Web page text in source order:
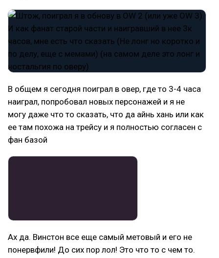
В общем я сегодня поиграл в овер, где то 3-4 часа
наиграл, попробовал новых персонажей и я не
могу даже что то сказать, что да айнь хань или как
ее там похожа на трейсу и я полностью согласен с
фан базой
Ах да. Винстон все еще самый метовый и его не
понервфили! До сих пор лол! Это что то с чем то.